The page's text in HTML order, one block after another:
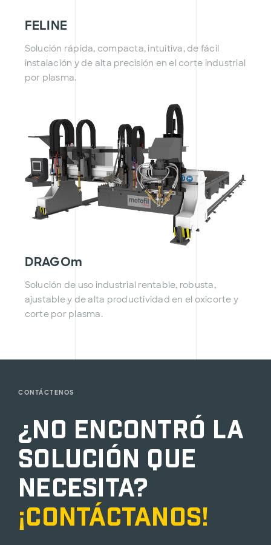
FELINE
Solución rápida, compacta, intuitiva, de fácil
instalación y de alta precisión en el corte industrial
por plasma.
DRAGOm
Solución de uso industrial rentable, robusta,
ajustable y de alta productividad en el oxicorte y
corte por plasma.
CONTÁCTENOS
¿No encontró la
solución que
necesita?
¡Contáctanos!